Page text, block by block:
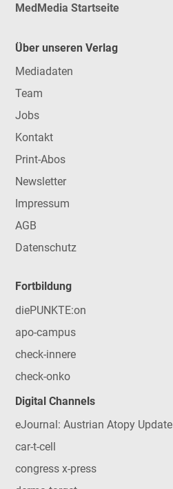
MedMedia Startseite
Über unseren Verlag
Mediadaten
Team
Jobs
Kontakt
Print-Abos
Newsletter
Impressum
AGB
Datenschutz
Fortbildung
diePUNKTE:on
apo-campus
check-innere
check-onko
Digital Channels
eJournal: Austrian Atopy Update
car-t-cell
congress x-press